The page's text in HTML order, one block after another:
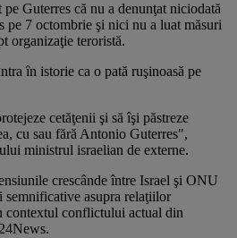
Guterres că nu a denunţat niciodată
pe 7 octombrie şi nici nu a luat măsuri
organizaţie teroristă.
în istorie ca o pată ruşinoasă pe
cetăţenii şi să îşi păstreze
cu sau fără Antonio Guterres",
ministrul israelian de externe.
crescânde între Israel şi ONU
semnificative asupra relaţiilor
contextul conflictului actual din